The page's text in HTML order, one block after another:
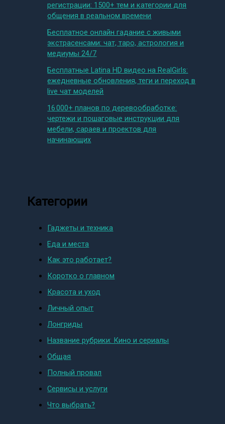
регистрации: 1500+ тем и категории для
общения в реальном времени
Бесплатное онлайн гадание с живыми
экстрасенсами: чат, таро, астрология и
медиумы 24/7
Бесплатные Latina HD видео на RealGirls:
ежедневные обновления, теги и переход в
live чат моделей
16 000+ планов по деревообработке:
чертежи и пошаговые инструкции для
мебели, сараев и проектов для
начинающих
Категории
Гаджеты и техника
Еда и места
Как это работает?
Коротко о главном
Красота и уход
Личный опыт
Лонгриды
Название рубрики: Кино и сериалы
Общая
Полный провал
Сервисы и услуги
Что выбрать?